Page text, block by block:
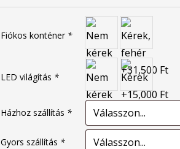
Fiókos konténer *
LED világítás *
Házhoz szállítás *
Gyors szállítás *